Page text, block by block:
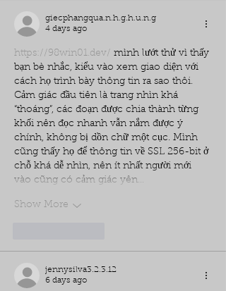
giecphangqua.n.h.g.h.u.n.g
4 days ago
https://98win01.dev/ mình lướt thử vì thấy
bạn bè nhắc, kiểu vào xem giao diện với
cách họ trình bày thông tin ra sao thôi.
Cảm giác đầu tiên là trang nhìn khá
“thoáng”, các đoạn được chia thành từng
khối nên đọc nhanh vẫn nắm được ý
chính, không bị dồn chữ một cục. Mình
cũng thấy họ để thông tin về SSL 256-bit ở
chỗ khá dễ nhìn, nên ít nhất người mới
vào cũng có cảm giác yên…
Show More
jennysilva3.2.3.12
6 days ago